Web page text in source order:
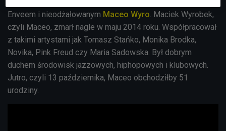
Enveem i nieodżałowanym Maceo Wyro. Maciek Wyrobek,
czyli Maceo, zmarł nagle w maju 2014 roku. Współpracował
z takimi artystami jak Tomasz Stańko, Monika Brodka,
Novika, Pink Freud czy Maria Sadowska. Był dobrym
duchem środowisk jazzowych, hiphopowych i klubowych.
Jutro, czyli 13 października, Maceo obchodziłby 51
urodziny.